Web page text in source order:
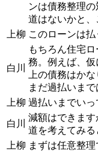
ンは債務整理
道はないかと、
上柳 このローンは
白川
もちろん住宅
務。例えば、
上の債務はか
まだ過払いま
上柳 過払いまでいっ
白川
減額はできま
道を考えてみる
上柳 まずは任意整理